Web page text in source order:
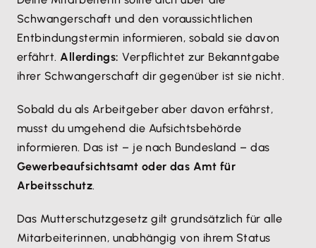
Schwangerschaft und den voraussichtlichen
Entbindungstermin informieren, sobald sie davon
erfährt.Allerdings: Verpflichtet zur Bekanntgabe
ihrer Schwangerschaft dir gegenüber ist sie nicht.
Sobald du als Arbeitgeber aber davon erfährst,
musst du umgehend die Aufsichtsbehörde
informieren. Das ist – je nach Bundesland – das
Gewerbeaufsichtsamt oder das Amt für
Arbeitsschutz.
Das Mutterschutzgesetz gilt grundsätzlich für alle
Mitarbeiterinnen, unabhängig von ihrem Status